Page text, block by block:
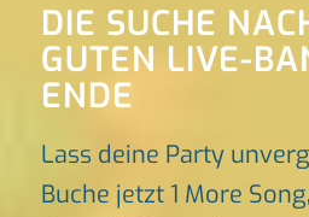
DIE SUCHE
GUTEN LIVE-
ENDE
Lass deine Party
Buche jetzt 1 More Song